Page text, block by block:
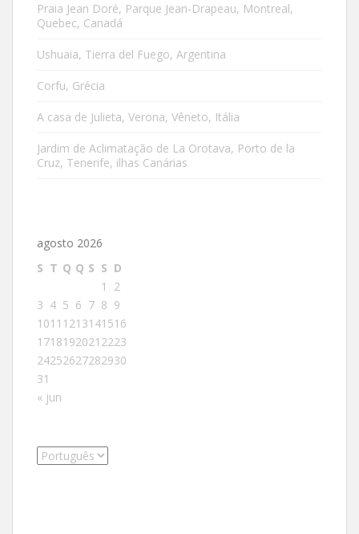
Praia Jean Doré, Parque Jean-Drapeau, Montreal,
Quebec, Canadá
Ushuaia, Tierra del Fuego, Argentina
Corfu, Grécia
A casa de Julieta, Verona, Vêneto, Itália
Jardim de Aclimatação de La Orotava, Porto de la
Cruz, Tenerife, ilhas Canárias
agosto 2026
S T Q Q S S D
1
2
3 4 5 6 7 8 9
1011 1213141516
1718192021 2223
24252627282930
31
« jun
Escolha